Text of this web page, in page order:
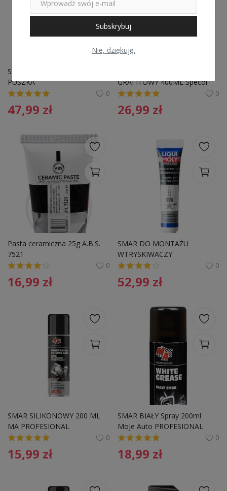
Subskrybuj
Nie, dziękuję.
SMAR Z MIEDZIĄ 0,5KG
PUSZKA
0
47,99 zł
GRAFITOWY 400ML Specol
210040
0
26,99 zł
Pasta ceramiczna 25g A.B.S.
7521
0
16,99 zł
SMAR DO MONTAŻU
WTRYSKIWACZY
0
52,99 zł
SMAR SILIKONOWY 200 ML
MA PROFESIONAL
0
15,99 zł
SMAR BIAŁY Spray 200ml
Moje Auto PROFESIONAL
0
18,99 zł